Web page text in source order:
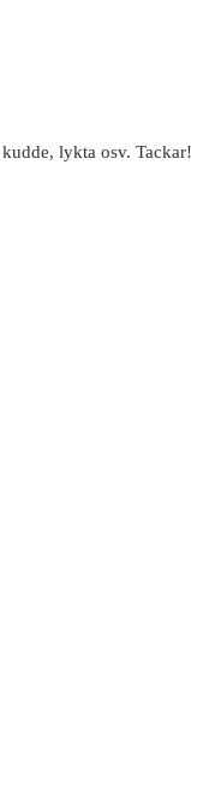
lykta osv. Tackar!